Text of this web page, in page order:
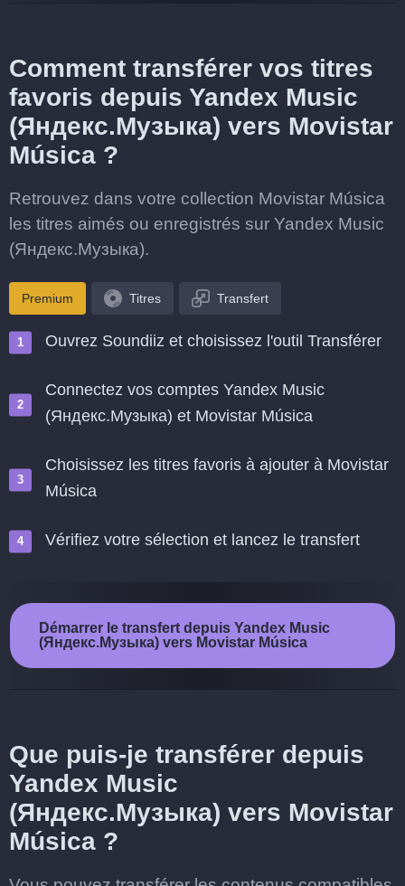
Comment transférer vos titres
favoris depuis Yandex Music
(Яндекс.Музыка) vers Movistar
Música ?
Retrouvez dans votre collection Movistar Música
les titres aimés ou enregistrés sur Yandex Music
(Яндекс.Музыка).
Premium Titres Transfert
Ouvrez Soundiiz et choisissez l'outil Transférer
Connectez vos comptes Yandex Music
(Яндекс.Музыка) et Movistar Música
Choisissez les titres favoris à ajouter à Movistar
Música
Vérifiez votre sélection et lancez le transfert
Démarrer le transfert depuis Yandex Music
(Яндекс.Музыка) vers Movistar Música
Que puis-je transférer depuis
Yandex Music
(Яндекс.Музыка) vers Movistar
Música ?